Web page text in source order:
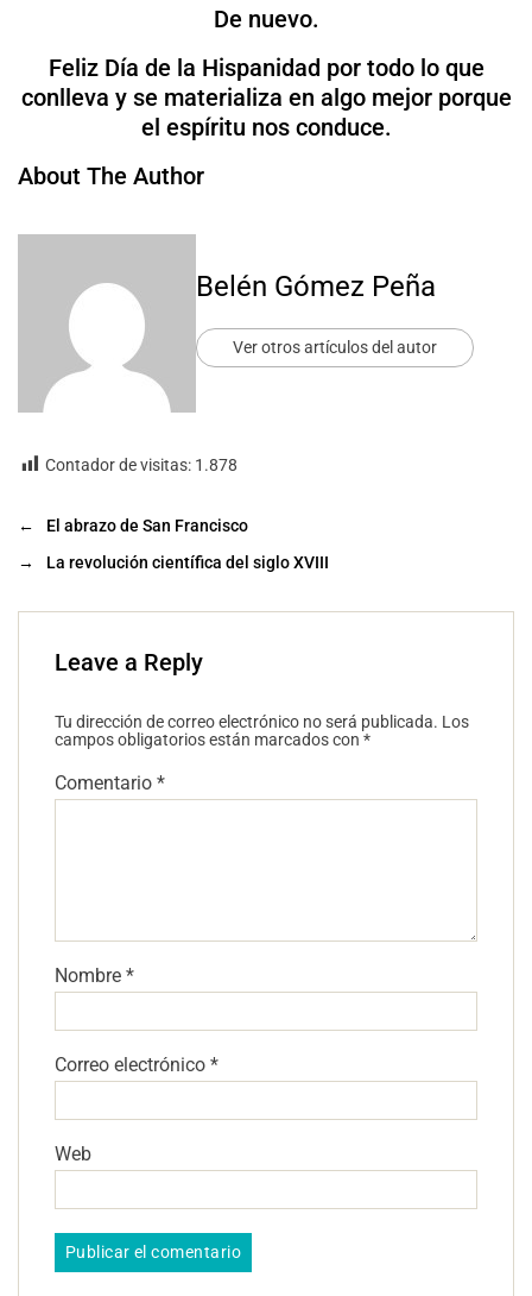
De nuevo.
Feliz Día de la Hispanidad por todo lo que
conlleva y se materializa en algo mejor porque
el espíritu nos conduce.
About The Author
Belén Gómez Peña
Ver otros artículos del autor
Contador de visitas: 1.878
←
El abrazo de San Francisco
→
La revolución científica del siglo XVIII
Leave a Reply
Tu dirección de correo electrónico no será publicada. Los
campos obligatorios están marcados con *
Comentario *
Nombre *
Correo electrónico *
Web